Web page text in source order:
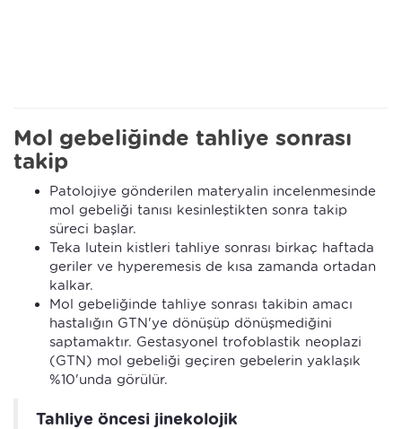
Mol gebeliğinde tahliye sonrası
takip
Patolojiye gönderilen materyalin incelenmesinde
mol gebeliği tanısı kesinleştikten sonra takip
süreci başlar.
Teka lutein kistleri tahliye sonrası birkaç haftada
geriler ve hyperemesis de kısa zamanda ortadan
kalkar.
Mol gebeliğinde tahliye sonrası takibin amacı
hastalığın GTN'ye dönüşüp dönüşmediğini
saptamaktır. Gestasyonel trofoblastik neoplazi
(GTN) mol gebeliği geçiren gebelerin yaklaşık
%10'unda görülür.
Tahliye öncesi jinekolojik